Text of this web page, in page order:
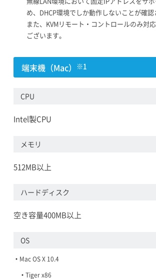
め、DHCP環境でしか動作しないことが確認
また、KVMリモート・コントロールのみ対
ございます。
端末機（Mac） ※1
CPU
Intel製CPU
メモリ
512MB以上
ハードディスク
空き容量400MB以上
OS
Mac OS X 10.4
Tiger x86